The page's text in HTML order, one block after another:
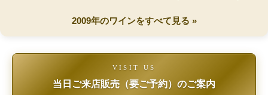
2009年のワインをすべて見る »
VISIT US
当日ご来店販売（要ご予約）のご案内